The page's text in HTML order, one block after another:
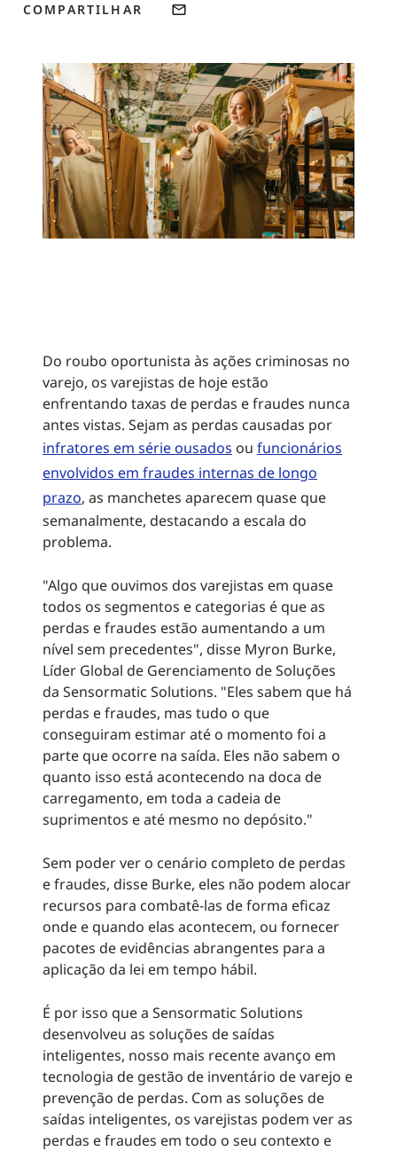
COMPARTILHAR
Do roubo oportunista às ações criminosas no
varejo, os varejistas de hoje estão
enfrentando taxas de perdas e fraudes nunca
antes vistas. Sejam as perdas causadas por
infratores em série ousados ou funcionários
envolvidos em fraudes internas de longo
prazo, as manchetes aparecem quase que
semanalmente, destacando a escala do
problema.
"Algo que ouvimos dos varejistas em quase
todos os segmentos e categorias é que as
perdas e fraudes estão aumentando a um
nível sem precedentes", disse Myron Burke,
Líder Global de Gerenciamento de Soluções
da Sensormatic Solutions. "Eles sabem que há
perdas e fraudes, mas tudo o que
conseguiram estimar até o momento foi a
parte que ocorre na saída. Eles não sabem o
quanto isso está acontecendo na doca de
carregamento, em toda a cadeia de
suprimentos e até mesmo no depósito."
Sem poder ver o cenário completo de perdas
e fraudes, disse Burke, eles não podem alocar
recursos para combatê-las de forma eficaz
onde e quando elas acontecem, ou fornecer
pacotes de evidências abrangentes para a
aplicação da lei em tempo hábil.
É por isso que a Sensormatic Solutions
desenvolveu as soluções de saídas
inteligentes, nosso mais recente avanço em
tecnologia de gestão de inventário de varejo e
prevenção de perdas. Com as soluções de
saídas inteligentes, os varejistas podem ver as
perdas e fraudes em todo o seu contexto e